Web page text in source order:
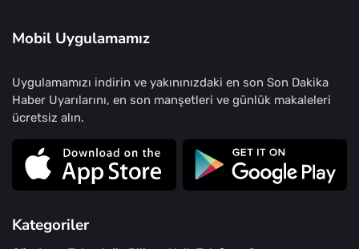
Mobil Uygulamamız
Uygulamamızı indirin ve yakınınızdaki en son Son Dakika
Haber Uyarılarını, en son manşetleri ve günlük makaleleri
ücretsiz alın.
Kategoriler